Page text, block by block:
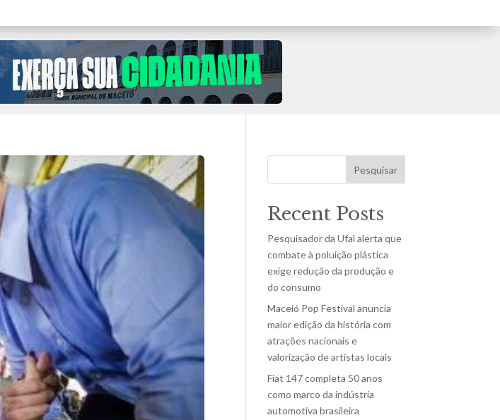
Pesquisar
Recent Posts
Pesquisador da Ufal alerta que
combate à poluição plástica
exige redução da produção e
do consumo
Maceió Pop Festival anuncia
maior edição da história com
atrações nacionais e
valorização de artistas locais
Fiat 147 completa 50 anos
como marco da indústria
automotiva brasileira